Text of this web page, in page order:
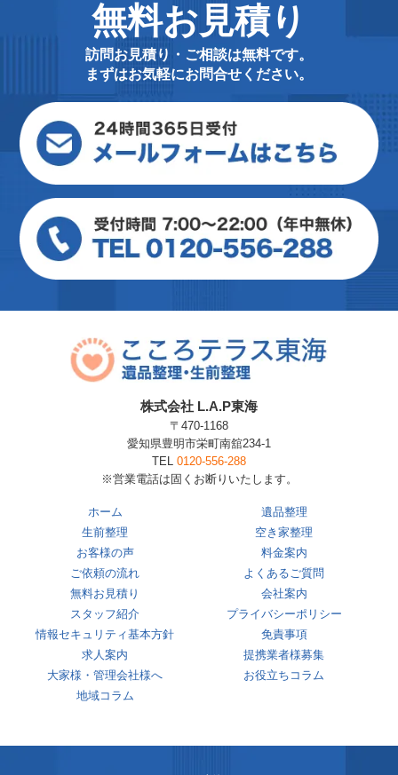
無料お見積り
訪問お見積り・ご相談は無料です。
まずはお気軽にお問合せください。
株式会社 L.A.P東海
〒470-1168
愛知県豊明市栄町南舘234-1
TEL 0120-556-288
※営業電話は固くお断りいたします。
ホーム
遺品整理
生前整理
空き家整理
お客様の声
料金案内
ご依頼の流れ
よくあるご質問
無料お見積り
会社案内
スタッフ紹介
プライバシーポリシー
情報セキュリティ基本方針
免責事項
求人案内
提携業者様募集
大家様・管理会社様へ
お役立ちコラム
地域コラム